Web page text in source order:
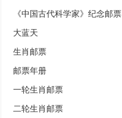
《中国古代科学家》纪念邮票
大蓝天
生肖邮票
邮票年册
一轮生肖邮票
二轮生肖邮票